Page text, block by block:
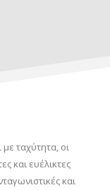
ταχύτητα, οι
και ευέλικτες
και